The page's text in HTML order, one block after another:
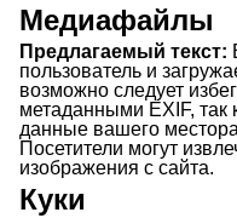
Медиафайлы
Предлагаемый текст:
пользователь и
возможно следует
метаданными EXIF, так
данные вашего
Посетители могут
изображения с сайта.
Куки